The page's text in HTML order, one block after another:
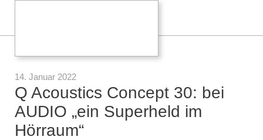
14. Januar 2022
Q Acoustics Concept 30: bei
AUDIO „ein Superheld im
Hörraum“